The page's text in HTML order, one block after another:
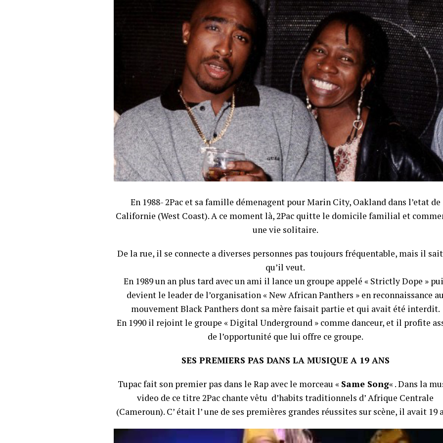
En 1988- 2Pac et sa famille démenagent pour Marin City, Oakland dans l’etat de
Californie (West Coast). A ce moment là, 2Pac quitte le domicile familial et
une vie solitaire.
De la rue, il se connecte a diverses personnes pas toujours fréquentable, mais il
qu’il veut.
En 1989 un an plus tard avec un ami il lance un groupe appelé « Strictly Dope »
devient le leader de l’organisation « New African Panthers » en reconnaissance
mouvement Black Panthers dont sa mère faisait partie et qui avait été interdit.
En 1990 il rejoint le groupe « Digital Underground » comme danceur, et il profite
de l’opportunité que lui offre ce groupe.
SES PREMIERS PAS DANS LA MUSIQUE A 19 ANS
Tupac fait son premier pas dans le Rap avec le morceau « Same Song« . Dans la
video de ce titre 2Pac chante vêtu d’habits traditionnels d’ Afrique Centrale
(Cameroun). C’ était l’ une de ses premières grandes réussites sur scène, il avait 19